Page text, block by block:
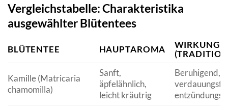
Vergleichstabelle: Charakteristika
ausgewählter Blütentees
BLÜTENTEE HAUPTAROMA
WIRKUNG
Kamille (Matricaria
chamomilla)
Sanft,
äpfelähnlich,
leicht kräutrig
Beruhigend,